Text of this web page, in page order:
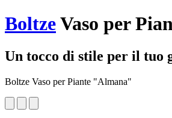
BoltzeVaso per
Un tocco di stile per il tuo
Boltze Vaso per Piante "Almana"